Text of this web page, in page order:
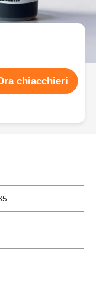
chiacchieri